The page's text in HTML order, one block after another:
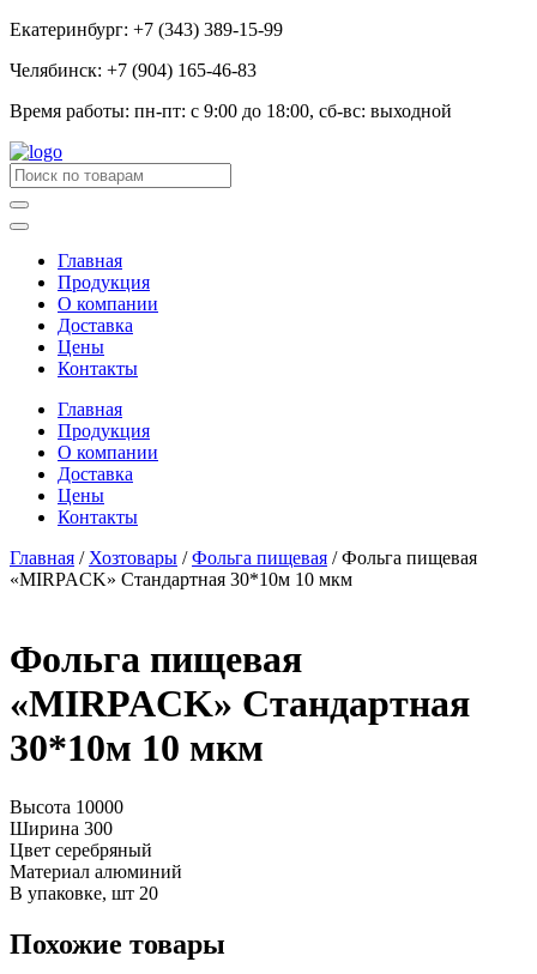
Екатеринбург: +7 (343) 389-15-99
Челябинск: +7 (904) 165-46-83
Время работы: пн-пт: с 9:00 до 18:00, сб-вс: выходной
Главная
Продукция
О компании
Доставка
Цены
Контакты
Главная
Продукция
О компании
Доставка
Цены
Контакты
Главная / Хозтовары /Фольга пищевая / Фольга пищевая
«MIRPACK» Стандартная 30*10м 10 мкм
Фольга пищевая
«MIRPACK» Стандартная
30*10м 10 мкм
Высота 10000
Ширина 300
Цвет серебряный
Материал алюминий
В упаковке, шт 20
Похожие товары